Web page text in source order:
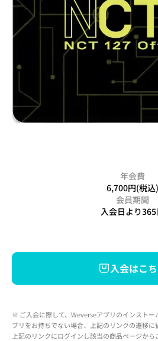
年会費
6,700円(税込)
会員期間
入会日より365
入会はこ
※ ご入会に際して、Weverseアプリのインストー
プリをお持ちでない場合、上記のリンクの遷移
上記のリンクにログインし該当の商品ページから